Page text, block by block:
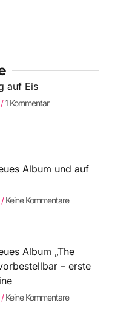
auf Eis
1 Kommentar
Album und auf
Keine Kommentare
Album „The
– erste
Keine Kommentare